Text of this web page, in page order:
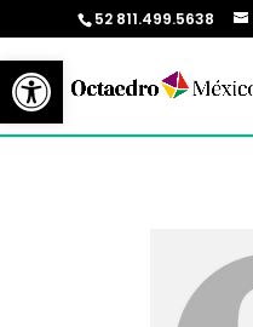
Abrir barra de herramientas
52 811.499.5638